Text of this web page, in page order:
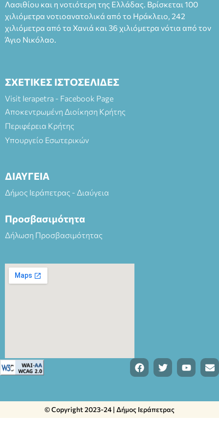
και στο more.com Χώρος: 3ο Γυμνάσιο Ιεράπετρας
(Είσοδος ΕΠΑ.Λ.) Έναρξη 21:15 Οργάνωση: ΚΝΩΣΟΣ
ΘΕΑΤΡΙΚΕΣ ΠΑΡΑΓΩΓΕΣ ΕΕ
Λασιθίου και η νοτιότερη της Ελλάδας. Βρίσκεται 100
χιλιόμετρα νοτιοανατολικά από το Ηράκλειο, 242
χιλιόμετρα από τα Χανιά και 36 χιλιόμετρα νότια από τον
Άγιο Νικόλαο.
ΣΧΕΤΙΚΕΣ ΙΣΤΟΣΕΛΙΔΕΣ
Visit Ierapetra - Facebook Page
Αποκεντρωμένη Διοίκηση Κρήτης
Περιφέρεια Κρήτης
Υπουργείο Εσωτερικών
ΔΙΑΥΓΕΙΑ
Δήμος Ιεράπετρας - Διαύγεια
Προσβασιμότητα
Δήλωση Προσβασιμότητας
© Copyright 2023-24 | Δήμος Ιεράπετρας